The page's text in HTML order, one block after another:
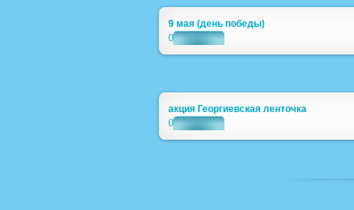
9 мая (день победы)
0
акция Георгиевская ленточка
0